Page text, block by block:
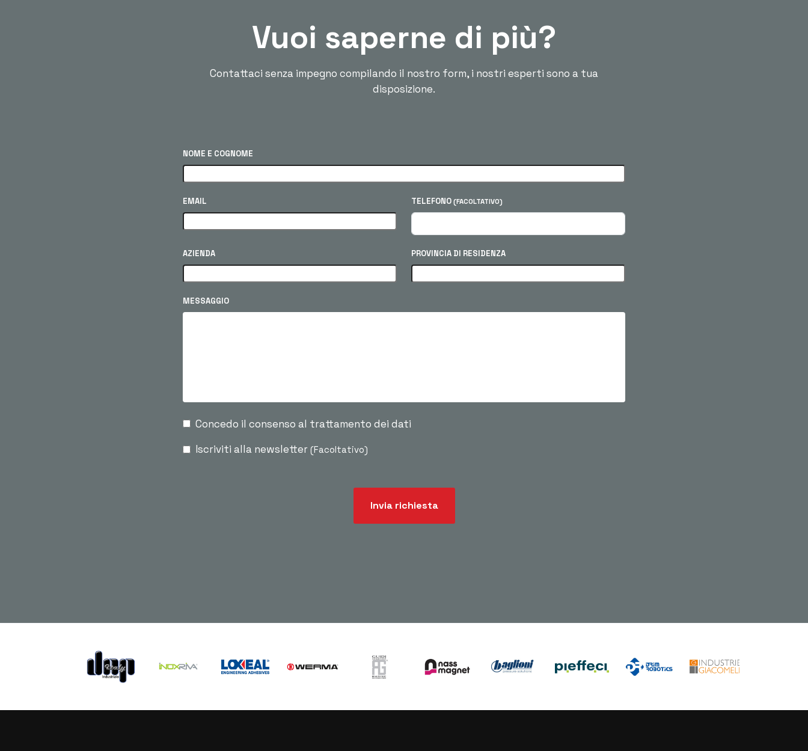
Vuoi saperne di più?
Contattaci senza impegno compilando il nostro form, i nostri esperti sono a tua
disposizione.
NOME E COGNOME
EMAIL TELEFONO (FACOLTATIVO)
AZIENDA PROVINCIA DI RESIDENZA
MESSAGGIO
Concedo il consenso al trattamento dei dati
Iscriviti alla newsletter (Facoltativo)
Invia richiesta